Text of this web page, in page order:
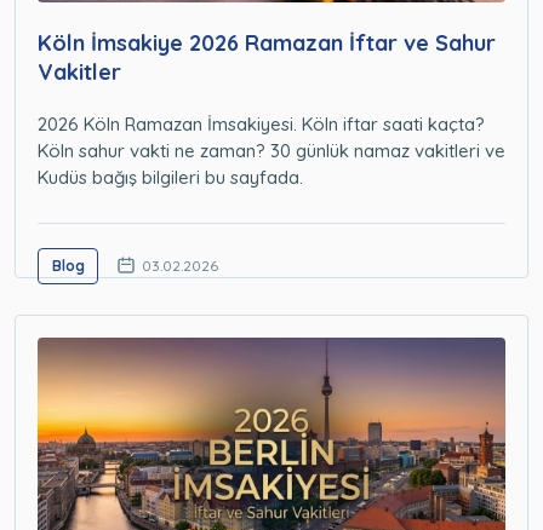
Köln İmsakiye 2026 Ramazan İftar ve Sahur
Vakitler
2026 Köln Ramazan İmsakiyesi. Köln iftar saati kaçta?
Köln sahur vakti ne zaman? 30 günlük namaz vakitleri ve
Kudüs bağış bilgileri bu sayfada.
Blog 03.02.2026